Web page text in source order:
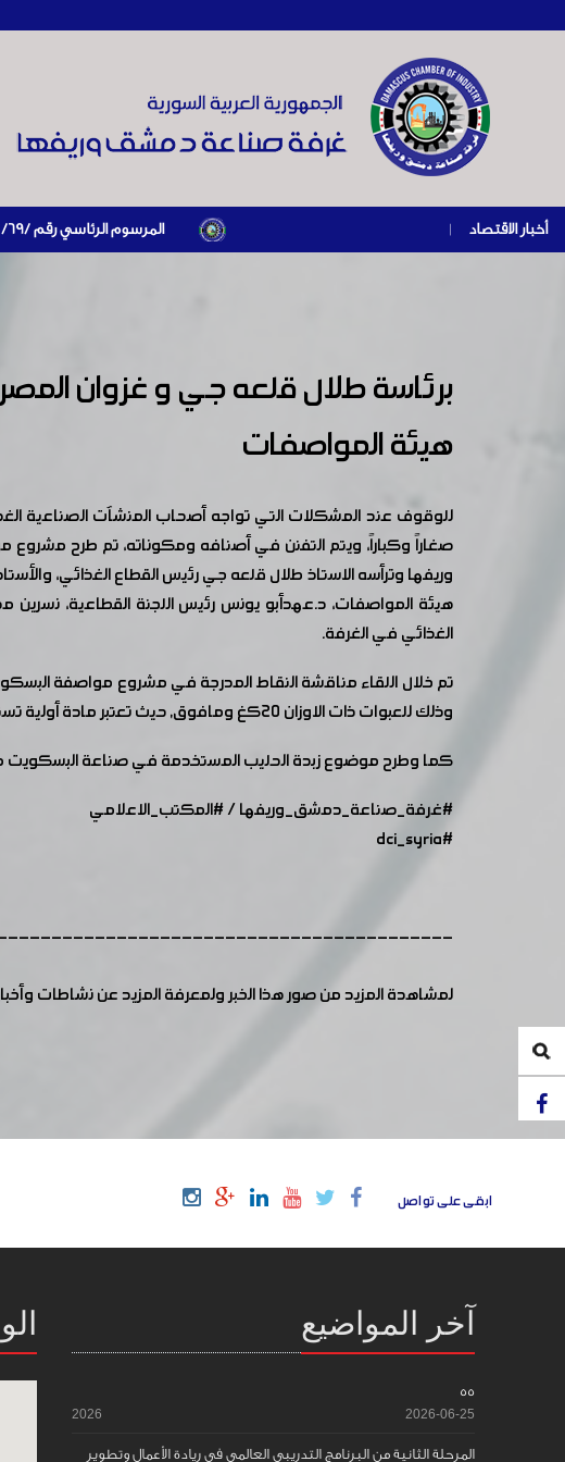
أخبار الاقتصاد | المرسوم الرئاسي رقم /69/ لعام 2026 .. دعم ضريبي للمنشآت المتضررة في إطار مسار التعافي الاقتصادي وإعادة تنشيط الإنتاج
برئاسة طلال قلعه جي و غزوان
هيئة المواصفات
للوقوف عند المشكلات التي تواجه أصحاب المنشآت الصناعية
صغاراً وكباراً، ويتم التفنن في أصنافه ومكوناته، تم طرح
وريفها وترأسه الاستاذ طلال قلعه جي رئيس القطاع الغذائي،
هيئة المواصفات، د.عهدأبو يونس رئيس اللجنة القطاعية،
الغذائي في الغرفة.
وذلك للعبوات ذات الاوزان 20كغ ومافوق, حيث تعتبر مادة أولية تستخدم في منتجات متعددة.
كما وطرح موضوع زبدة الحليب المستخدمة في صناعة البسكويت
#غرفة_صناعة_دمشق_وريفها/#المكتب_الاعلامي
#dci_syria
لمشاهدة المزيد من صور هذا الخبر ولمعرفة المزيد عن نشاطات
ابقى على تواصل
آخر المواضيع
55
2026-06-25
2026
المرحلة الثانية من البرنامج التدريبي العالمي في ريادة الأعمال وتطوير